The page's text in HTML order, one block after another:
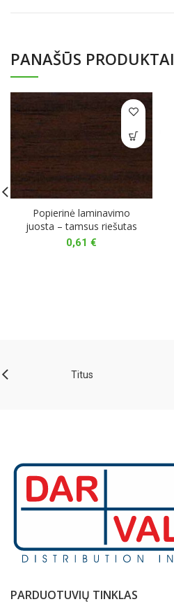
PANAŠŪS PRODUKTAI
Popierinė laminavimo
juosta – tamsus riešutas
0,61 €
Titus
PARDUOTUVIŲ TINKLAS